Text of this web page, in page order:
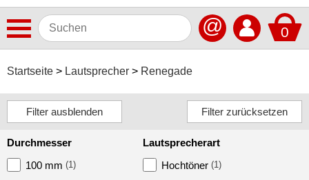
0
@
Startseite Lautsprecher Renegade
Autoradios
Dashcams
Elektromobilität
Freisprechanlagen
Durchmesser
100 mm (1)
Lautsprecherart
Hochtöner (1)